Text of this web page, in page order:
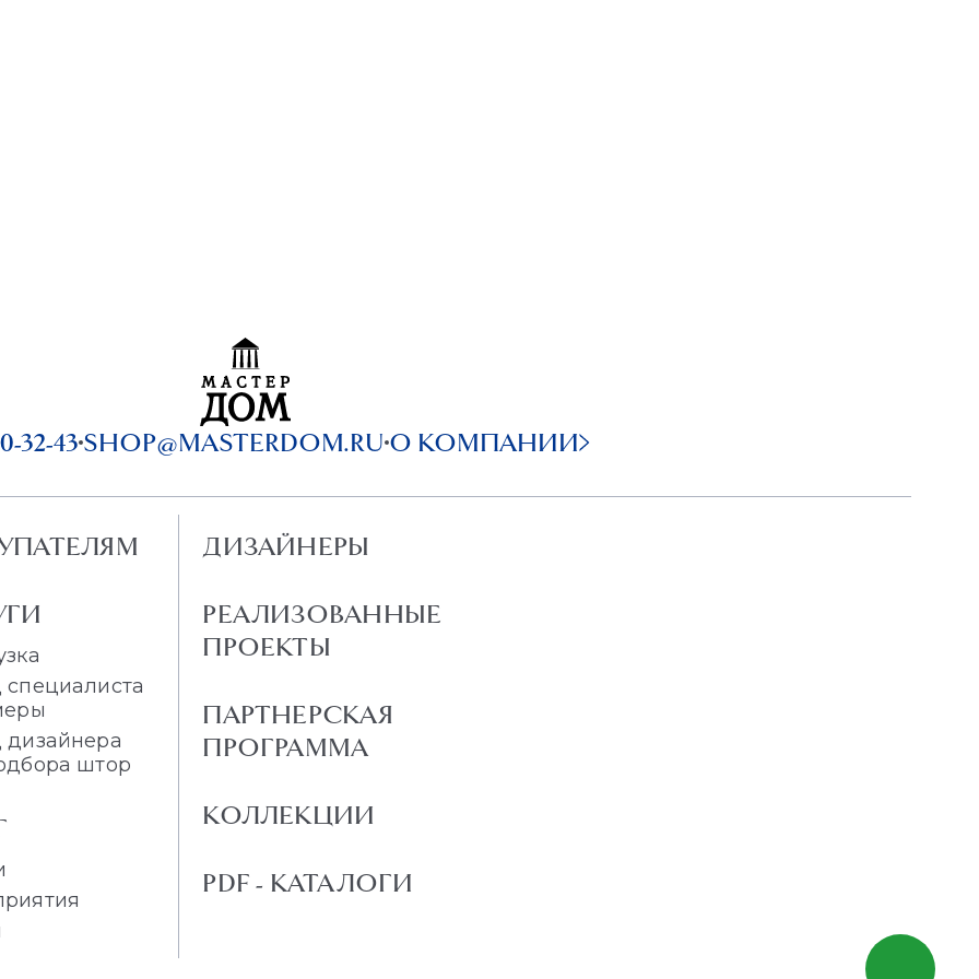
32-43SHOP@MASTERDOM.RUО КОМПАНИИ
дизайнера
штор
ДИЗАЙНЕРЫ
РЕАЛИЗОВАННЫЕ
ПРОЕКТЫ
ПАРТНЕРСКАЯ
ПРОГРАММА
КОЛЛЕКЦИИ
PDF - КАТАЛОГИ